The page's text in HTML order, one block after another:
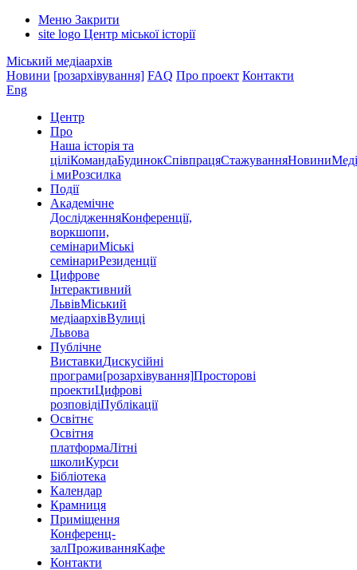
Меню Закрити
site logo Центр міської історії
Міський медіаархів
Новини [розархівування] FAQ Про проект Контакти
Eng
Центр
Про
Наша історія та
ціліКомандаБудинокСпівпрацяСтажуванняНовини
і миРозсилка
Події
Академічне
ДослідженняКонференції,
воркшопи,
семінариМіські
семінариРезиденції
Цифрове
Інтерактивний
ЛьвівМіський
медіаархівВулиці
Львова
Публічне
ВиставкиДискусійні
програми[розархівування]Просторові
проектиЦифрові
розповідіПублікації
Освітнє
Освітня
платформаЛітні
школиКурси
Бібліотека
Календар
Крамниця
Приміщення
Конференц-
залПроживанняКафе
Контакти